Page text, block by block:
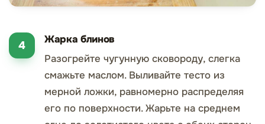
Жарка блинов
Разогрейте чугунную сковороду, слегка
смажьте маслом. Выливайте тесто из
мерной ложки, равномерно распределяя
его по поверхности. Жарьте на среднем